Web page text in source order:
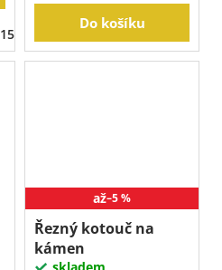
150 mm 180 mm 230 mm
Do košíku
až–5 %
Řezný kotouč na
kámen